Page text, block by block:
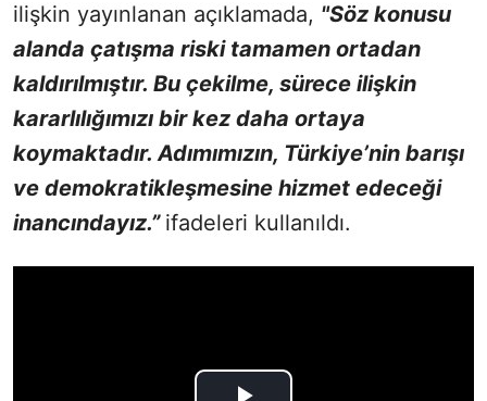
ilişkin yayınlanan açıklamada, "Söz konusu
alanda çatışma riski tamamen ortadan
kaldırılmıştır. Bu çekilme, sürece ilişkin
kararlılığımızı bir kez daha ortaya
koymaktadır. Adımımızın, Türkiye’nin barışı
ve demokratikleşmesine hizmet edeceği
inancındayız.” ifadeleri kullanıldı.